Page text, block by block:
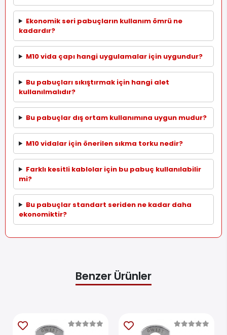
Ekonomik seri pabuçların kullanım ömrü ne
kadardır?
M10 vida çapı hangi uygulamalar için uygundur?
Bu pabuçları sıkıştırmak için hangi alet
kullanılmalıdır?
Bu pabuçlar dış ortam kullanımına uygun mudur?
M10 vidalar için önerilen sıkma torku nedir?
Farklı kesitli kablolar için bu pabuç kullanılabilir
mi?
Bu pabuçlar standart seriden ne kadar daha
ekonomiktir?
Benzer Ürünler